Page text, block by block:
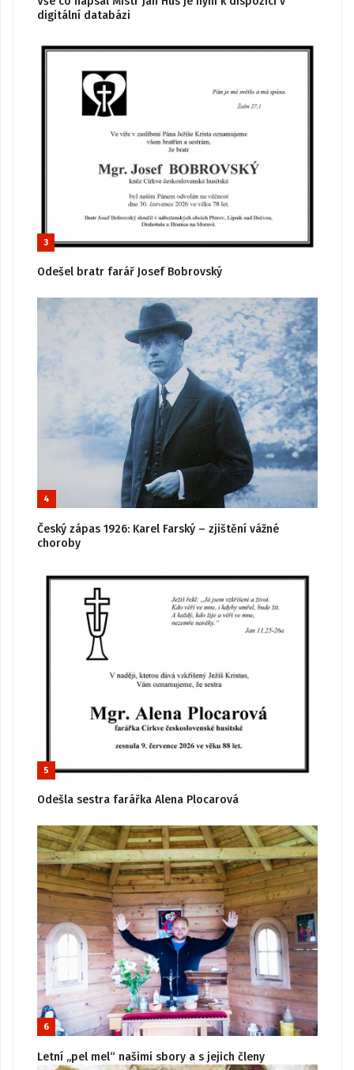
digitální databázi
3
Odešel bratr farář Josef Bobrovský
4
Český zápas 1926: Karel Farský – zjištění vážné
choroby
5
Odešla sestra farářka Alena Plocarová
6
Letní „pel mel“ našimi sbory a s jejich členy